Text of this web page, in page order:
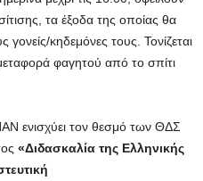
τα έξοδα της οποίας θα
κηδεμόνες τους. Τονίζεται
φαγητού από το σπίτι
ενισχύει τον θεσμό των ΘΔΣ
«Διδασκαλία της Ελληνικής